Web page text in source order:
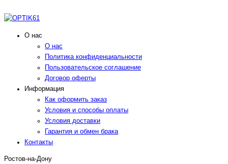
О нас
О нас
Политика конфиденциальности
Пользовательское соглашение
Договор оферты
Информация
Как оформить заказ
Условия и способы оплаты
Условия доставки
Гарантия и обмен брака
Контакты
Ростов-на-Дону